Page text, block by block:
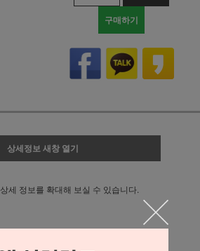
구매하기
상세정보 새창 열기
상세 정보를 확대해 보실 수 있습니다.